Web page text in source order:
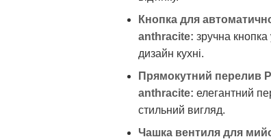
Кнопка для
anthracite: зручна
дизайн кухні.
Прямокутний перелив
anthracite: елегантний
стильний вигляд.
Чашка вентиля для